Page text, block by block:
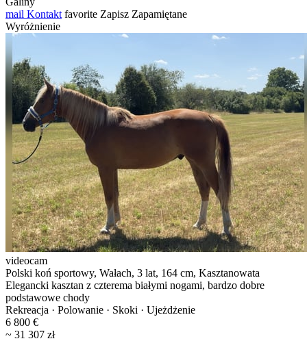
mail Kontakt favorite Zapisz Zapamiętane
Wyróżnienie
videocam
Polski koń sportowy, Wałach, 3 lat, 164 cm, Kasztanowata
Elegancki kasztan z czterema białymi nogami, bardzo dobre
podstawowe chody
Rekreacja · Polowanie · Skoki · Ujeżdżenie
6 800 €
~ 31 307 zł